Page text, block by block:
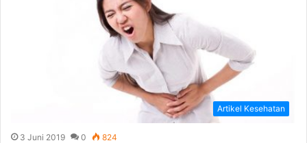
Artikel Kesehatan
3 Juni 2019 0 824